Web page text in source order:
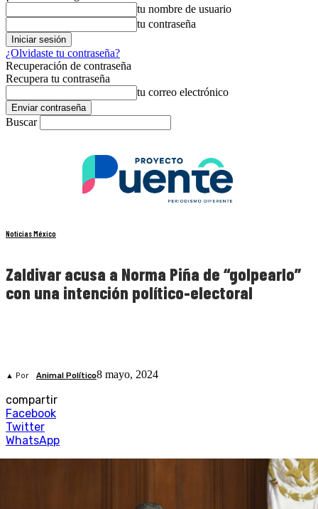
tu nombre de usuario
tu contraseña
¿Olvidaste tu contraseña?
Recuperación de contraseña
Recupera tu contraseña
tu correo electrónico
Buscar
Noticias México
Zaldivar acusa a Norma Piña de “golpearlo”
con una intención político-electoral
▲ Por Animal Político8 mayo, 2024
compartir
Facebook
Twitter
WhatsApp